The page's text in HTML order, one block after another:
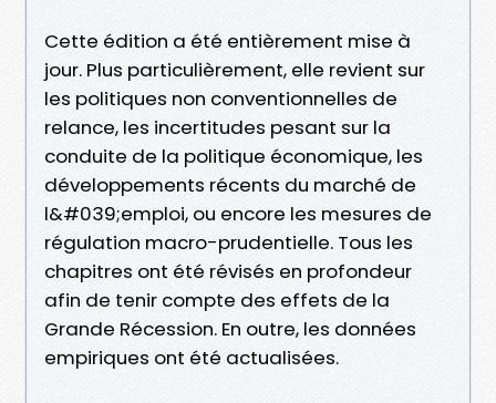
Cette édition a été entièrement mise à
jour. Plus particulièrement, elle revient sur
les politiques non conventionnelles de
relance, les incertitudes pesant sur la
conduite de la politique économique, les
développements récents du marché de
l&#039;emploi, ou encore les mesures de
régulation macro-prudentielle. Tous les
chapitres ont été révisés en profondeur
afin de tenir compte des effets de la
Grande Récession. En outre, les données
empiriques ont été actualisées.